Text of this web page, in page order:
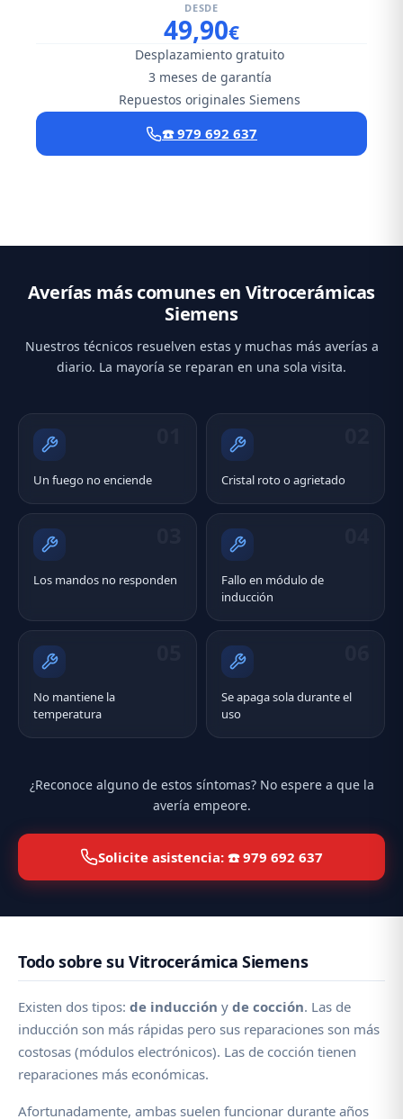
DESDE
49,90€
Desplazamiento gratuito
3 meses de garantía
Repuestos originales Siemens
☎️ 979 692 637
Averías más comunes en Vitrocerámicas
Siemens
Nuestros técnicos resuelven estas y muchas más averías a
diario. La mayoría se reparan en una sola visita.
Un fuego no enciende Cristal roto o agrietado
Los mandos no responden
Fallo en módulo de
inducción
No mantiene la
temperatura
Se apaga sola durante el
uso
¿Reconoce alguno de estos síntomas? No espere a que la
avería empeore.
Solicite asistencia: ☎️ 979 692 637
Todo sobre su Vitrocerámica Siemens
Existen dos tipos: de inducción y de cocción. Las de
inducción son más rápidas pero sus reparaciones son más
costosas (módulos electrónicos). Las de cocción tienen
reparaciones más económicas.
Afortunadamente, ambas suelen funcionar durante años